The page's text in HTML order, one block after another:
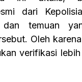
dari
temuan
Oleh
verifikasi